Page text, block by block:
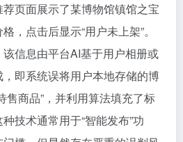
页面展示了某博物馆镇馆之宝
，点击后显示“用户未上架”。
信息由平台AI基于用户相册或
即系统误将用户本地存储的博
售商品”，并利用算法填充了标
技术通常用于“智能发布”功